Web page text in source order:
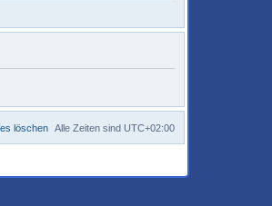
Alle Zeiten sind UTC+02:00
löschen